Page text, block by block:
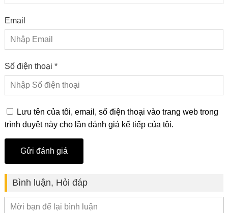
Email
Số điện thoại *
Lưu tên của tôi, email, số điện thoại vào trang web trong
trình duyệt này cho lần đánh giá kế tiếp của tôi.
Bình luận, Hỏi đáp